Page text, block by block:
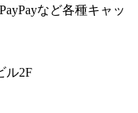
など各種キャッ
ル2F